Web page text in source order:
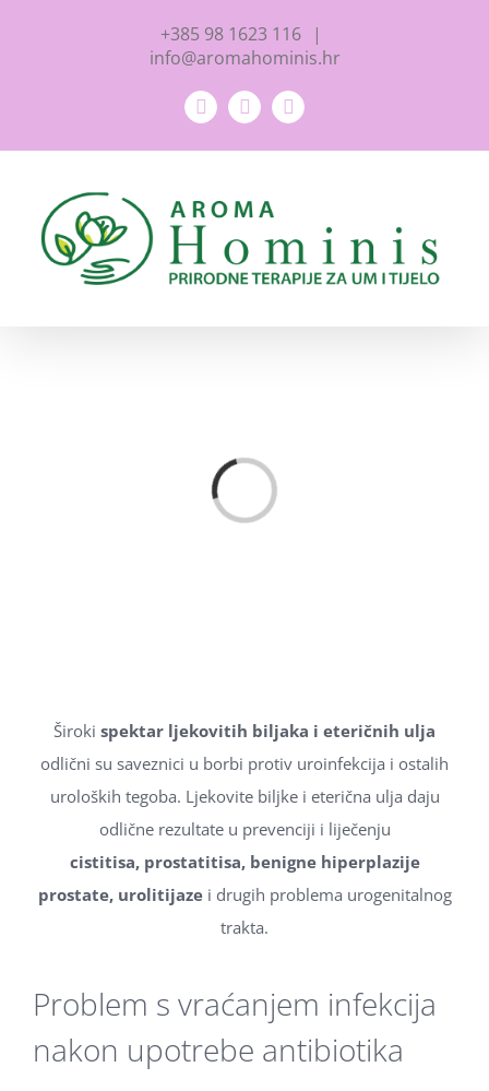
+385 98 1623 116
|
info@aromahominis.hr
FacebookYouTubeInstagram
Loading...
Široki spektar ljekovitih biljaka i eteričnih ulja
odlični su saveznici u borbi protiv uroinfekcija i ostalih
uroloških tegoba. Ljekovite biljke i eterična ulja daju
odlične rezultate u prevenciji i liječenju
cistitisa, prostatitisa, benigne hiperplazije
prostate, urolitijazei drugih problema urogenitalnog
trakta.
Problem s vraćanjem infekcija
nakon upotrebe antibiotika